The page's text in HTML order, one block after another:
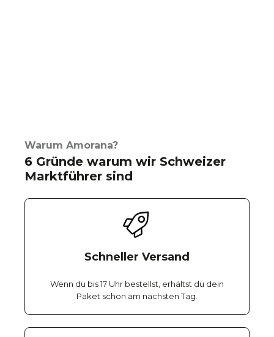
Warum Amorana?
6 Gründe warum wir Schweizer
Marktführer sind
Schneller Versand
Wenn du bis 17 Uhr bestellst, erhältst du dein
Paket schon am nächsten Tag.